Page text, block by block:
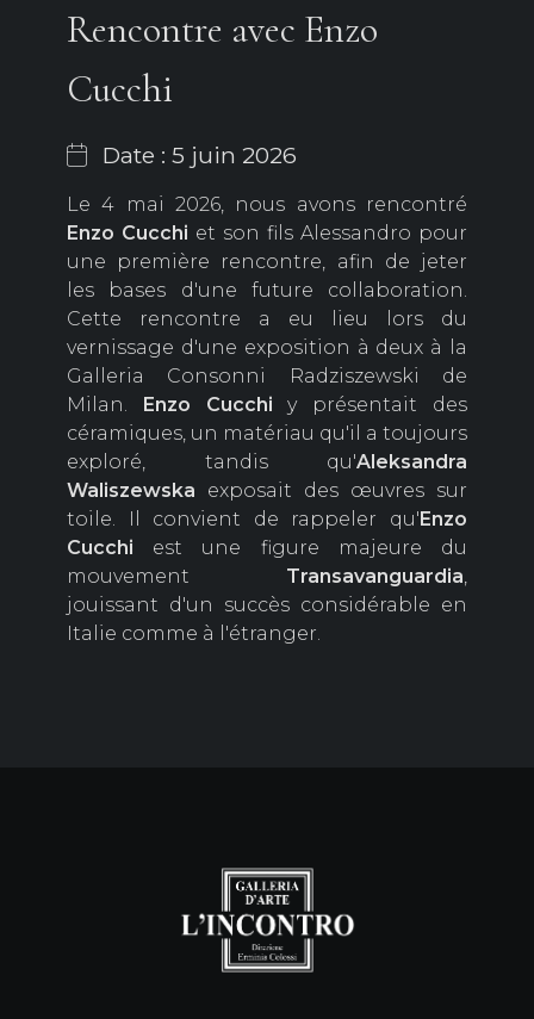
Rencontre avec Enzo
Cucchi
Date : 5 juin 2026
Le 4 mai 2026, nous avons rencontré
Enzo Cucchi et son fils Alessandro pour
une première rencontre, afin de jeter
les bases d'une future collaboration.
Cette rencontre a eu lieu lors du
vernissage d'une exposition à deux à la
Galleria Consonni Radziszewski de
Milan.
Enzo Cucchi y présentait des
céramiques, un matériau qu'il a toujours
exploré, tandis qu'Aleksandra
Waliszewska exposait des œuvres sur
toile. Il convient de rappeler qu' Enzo
Cucchi est une figure majeure du
mouvement Transavanguardia,
jouissant d'un succès considérable en
Italie comme à l'étranger.